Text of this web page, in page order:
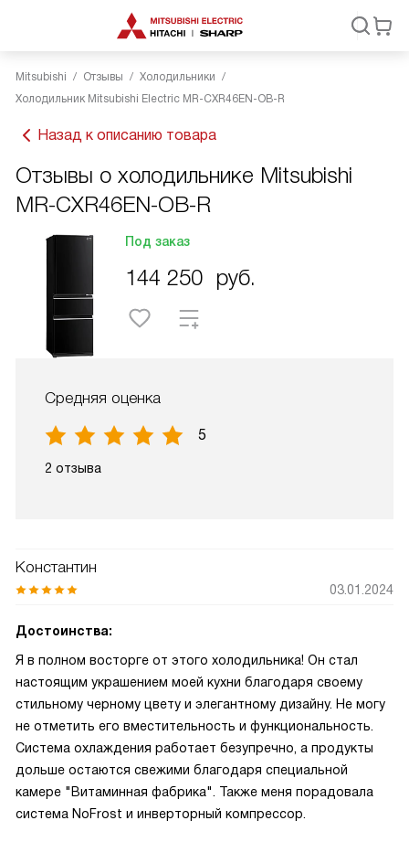
Mitsubishi Отзывы
Холодильники
Холодильник Mitsubishi Electric MR-CXR46EN-OB-R
Назад к описанию товара
Отзывы о холодильнике Mitsubishi
MR-CXR46EN-OB-R
Под заказ
144 250 руб.
Средняя оценка
5
2 отзыва
Константин
03.01.2024
Достоинства:
Я в полном восторге от этого холодильника! Он стал
настоящим украшением моей кухни благодаря своему
стильному черному цвету и элегантному дизайну. Не могу
не отметить его вместительность и функциональность.
Система охлаждения работает безупречно, а продукты
дольше остаются свежими благодаря специальной
камере "Витаминная фабрика". Также меня порадовала
система NoFrost и инверторный компрессор.